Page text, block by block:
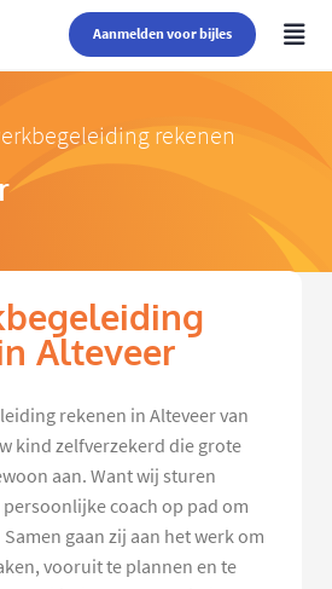
Aanmelden voor bijles
rekenen
Alteveer
rekenen in Alteveer van
kind zelfverzekerd die grote
aan. Want wij sturen
coach op pad om
gaan zij aan het werk om
vooruit te plannen en te